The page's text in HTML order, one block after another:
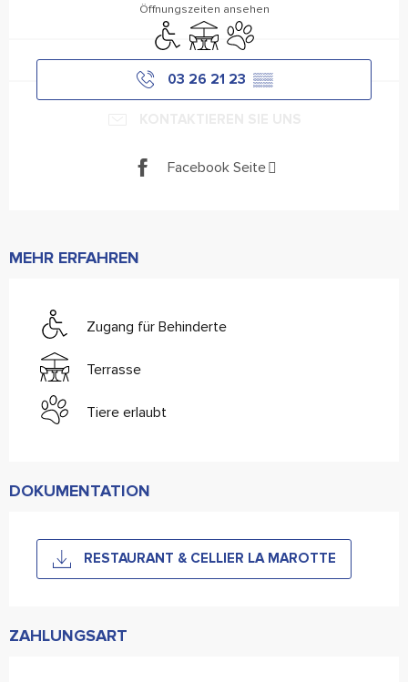
Öffnungszeiten ansehen
Zugang für Behinderte
TerrasseTiere erlaubt
03 26 21 23 ▒▒
Facebook Seite
MEHR ERFAHREN
Zugang für Behinderte
Terrasse
Tiere erlaubt
DOKUMENTATION
RESTAURANT & CELLIER LA MAROTTE
ZAHLUNGSART